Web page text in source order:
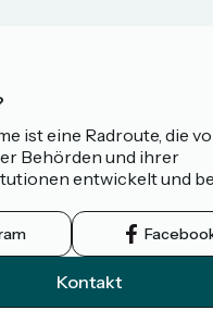
ist eine Radroute, die
Behörden und ihrer
entwickelt und
Kontakt